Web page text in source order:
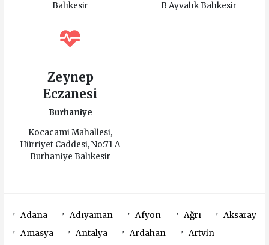
Balıkesir
B Ayvalık Balıkesir
Zeynep
Eczanesi
Burhaniye
Kocacami Mahallesi,
Hürriyet Caddesi, No:71 A
Burhaniye Balıkesir
Adana Adıyaman Afyon Ağrı
Aksaray
Amasya
Antalya Ardahan
Artvin